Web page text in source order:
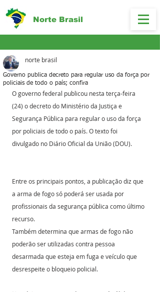
Norte Brasil
Governo publica decreto para regular uso da força por
policiais de todo o país; confira
norte brasil
O governo federal publicou nesta terça-feira
(24) o decreto do Ministério da Justiça e
Segurança Pública para regular o uso da força
por policiais de todo o país. O texto foi
divulgado no Diário Oficial da União (DOU).
Entre os principais pontos, a publicação diz que
a arma de fogo só poderá ser usada por
profissionais da segurança pública como último
recurso.
Também determina que armas de fogo não
poderão ser utilizadas contra pessoa
desarmada que esteja em fuga e veículo que
desrespeite o bloqueio policial.